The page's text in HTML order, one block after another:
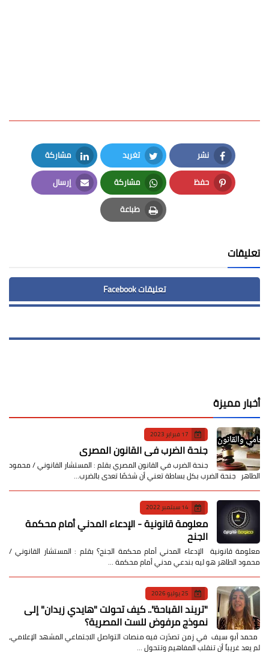
نشر
Facebook
تغريد
Twitter
مشاركة
LinkedIn
حفظ
Pinterest
مشاركة
Whatsapp
إرسال
Email
طباعة
Print
تعليقات
تعليقات Facebook
أخبار مميزة
17 فبراير 2023
جنحة الضرب في القانون المصري
جنحة الضرب في القانون المصري بقلم : المستشار القانوني / محمود
الطاهر جنحة الضرب بكل بساطة تعني أن شخصًا تعدى بالضرب…
14 سبتمبر 2022
معلومة قانونية - الإدعاء المدني أمام محكمة
الجنح
معلومة قانونية الإدعاء المدني أمام محكمة الجنح؟ بقلم : المستشار القانوني /
محمود الطاهر هو ليه بندعي مدني أمام محكمة …
25 يوليو 2026
​"تريند القباحة".. كيف تحولت "هايدي زيدان" إلى
نموذج مرفوض للست المصرية؟
​ محمد أبو سيف ​في زمن تصدّرت فيه منصات التواصل الاجتماعي المشهد الإعلامي،
لم يعد غريباً أن تنقلب المفاهيم وتتحول …